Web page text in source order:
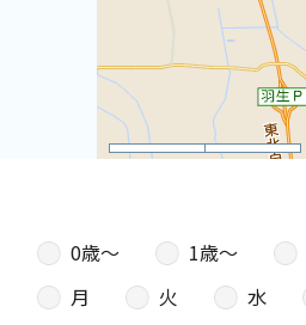
0歳〜 1歳〜
月 火 水